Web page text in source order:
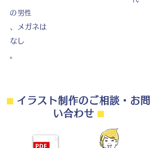
の 男性
、メガネは
なし
。
⬛︎イラスト制作のご相談・お問
い合わせ ⬛︎